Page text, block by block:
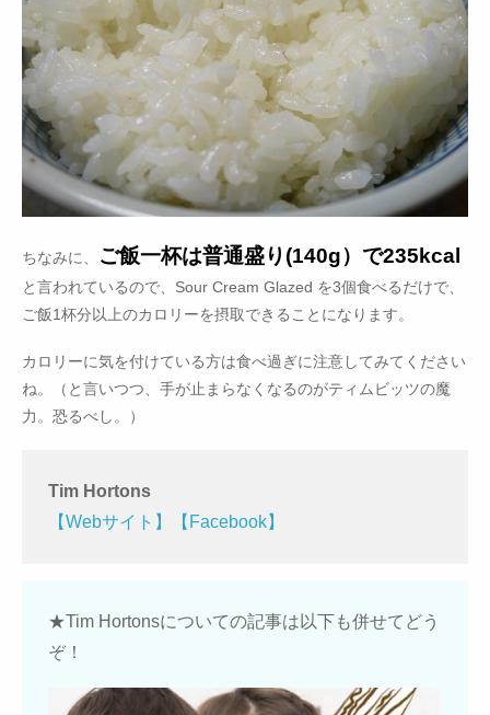
ちなみに、 ご飯一杯は普通盛り(140g）で235kcal
と言われているので、Sour Cream Glazed を3個食べるだけで、
ご飯1杯分以上のカロリーを摂取できることになります。
カロリーに気を付けている方は食べ過ぎに注意してみてください
ね。（と言いつつ、手が止まらなくなるのがティムビッツの魔
力。恐るべし。）
Tim Hortons
【Webサイト】
【Facebook】
★Tim Hortonsについての記事は以下も併せてどう
ぞ！